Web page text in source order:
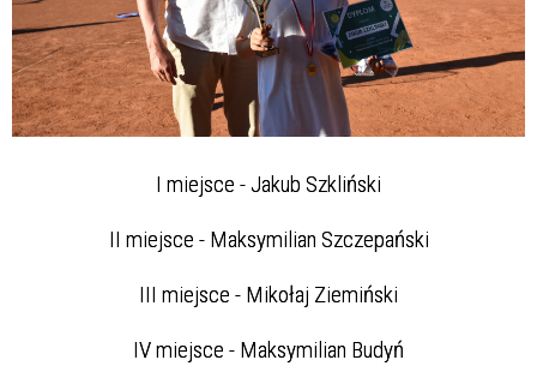
I miejsce - Jakub Szkliński
II miejsce - Maksymilian Szczepański
III miejsce - Mikołaj Ziemiński
IV miejsce - Maksymilian Budyń